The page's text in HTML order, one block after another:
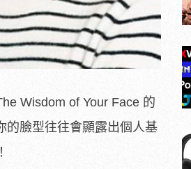
Wisdom of Your Face 的
的臉型往往會顯露出個人基